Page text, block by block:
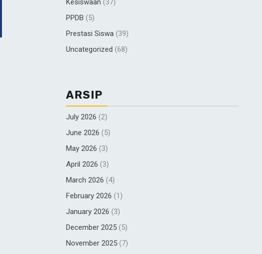
Kesiswaan (37)
PPDB (5)
Prestasi Siswa (39)
Uncategorized (68)
ARSIP
July 2026 (2)
June 2026 (5)
May 2026 (3)
April 2026 (3)
March 2026 (4)
February 2026 (1)
January 2026 (3)
December 2025 (5)
November 2025 (7)